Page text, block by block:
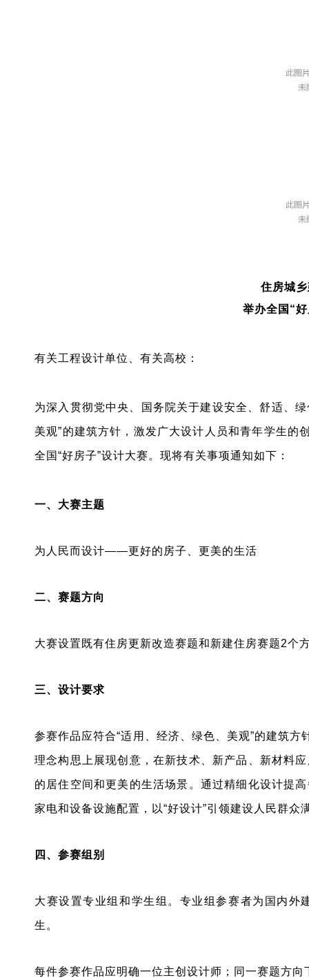
住房城
举办全国“
有关工程设计单位、有关高校：
为深入贯彻党中央、国务院关于建设安全、舒适、
美观”的建筑方针，激发广大设计人员和青年学生的
全国“好房子”设计大赛。现将有关事项通知如下：
一、大赛主题
为人民而设计——更好的房子、更美的生活
二、赛题方向
大赛设置既有住房更新改造赛题和新建住房赛题2个
三、设计要求
参赛作品应符合“适用、经济、绿色、美观”的建筑
理念构思上展现创意，在新技术、新产品、新材料
的居住空间和更美的生活场景。通过精细化设计提
家电和设备设施配置，以“好设计”引领建设人民群众
四、参赛组别
大赛设置专业组和学生组。专业组参赛者为国内
生。
每件参赛作品应明确一位主创设计师；同一赛题方